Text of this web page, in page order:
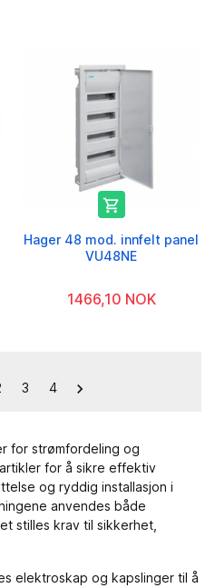

Hager 48 mod. innfelt panel
VU48NE
1466,10 NOK
3 4 
for strømfordeling og
for å sikre effektiv
og ryddig installasjon i
anvendes både
stilles krav til sikkerhet,
elektroskap og kapslinger til å